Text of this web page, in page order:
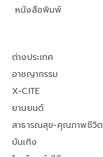
หนังสือพิมพ์
ต่างประเทศ
อาชญากรรม
X-CITE
ยานยนต์
สาธารณสุข-คุณภาพชีวิต
บันเทิง